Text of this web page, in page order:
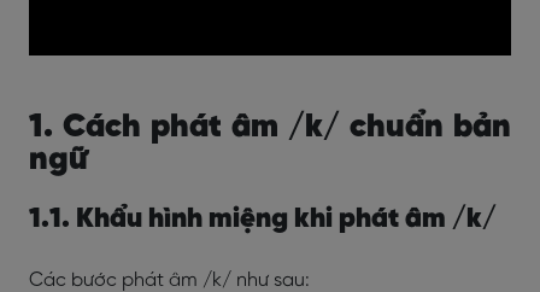
1. Cách phát âm /k/ chuẩn bản
ngữ
1.1. Khẩu hình miệng khi phát âm /k/
Các bước phát âm /k/ như sau: